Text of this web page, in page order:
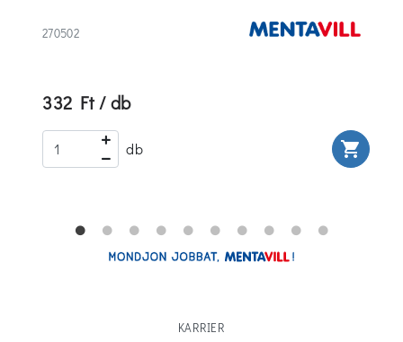
270502
332 Ft / db
db shopping_cart
KARRIER